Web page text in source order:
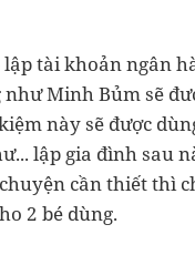
lập tài khoản ngân
như Minh Bủm sẽ
này sẽ được
lập gia đình sau
cần thiết thì
2 bé dùng.